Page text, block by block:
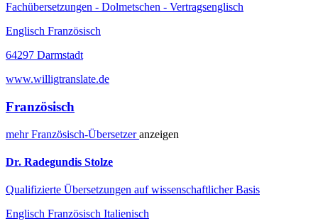
Fachübersetzungen - Dolmetschen - Vertragsenglisch
Englisch Französisch
64297 Darmstadt
www.willigtranslate.de
Französisch
mehrFranzösisch-Übersetzeranzeigen
Dr. Radegundis Stolze
Qualifizierte Übersetzungen auf wissenschaftlicher Basis
Englisch Französisch Italienisch